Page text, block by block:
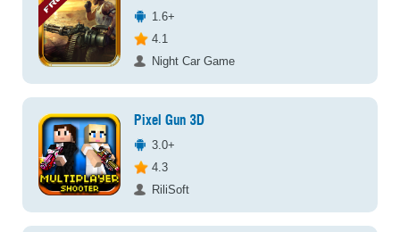
1.6+
4.1
Night Car Game
Pixel Gun 3D
3.0+
4.3
RiliSoft